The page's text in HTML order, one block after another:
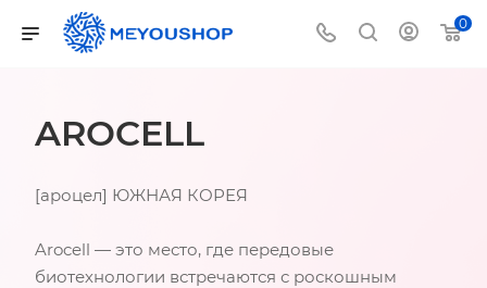
0
AROCELL
[ароцел] ЮЖНАЯ КОРЕЯ
Arocell — это место, где передовые
биотехнологии встречаются с роскошным